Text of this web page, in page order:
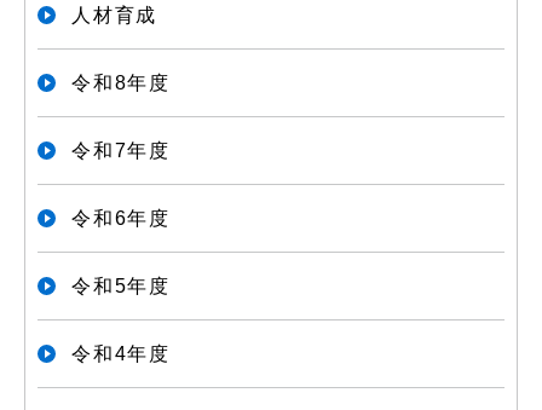
人材育成
令和8年度
令和7年度
令和6年度
令和5年度
令和4年度